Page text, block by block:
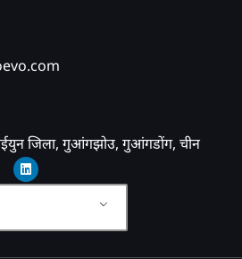
जिला, गुआंगझोउ, गुआंगडोंग, चीन
लिंक्डइन